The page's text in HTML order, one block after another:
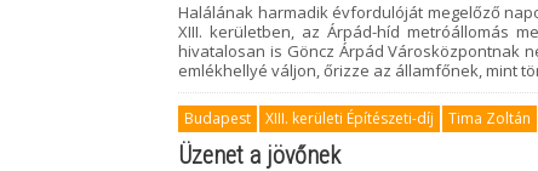
Halálának harmadik évfordulóját megelőző
XIII. kerületben, az Árpád-híd metróállomás
hivatalosan is Göncz Árpád Városközpontnak
emlékhellyé váljon, őrizze az államfőnek, mint
Budapest XIII. kerületi Építészeti-díj Tima Zoltán
Üzenet a jövőnek